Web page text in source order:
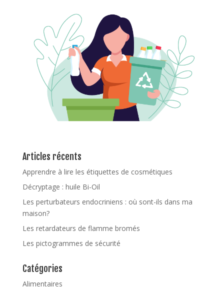
Articles récents
Apprendre à lire les étiquettes de cosmétiques
Décryptage : huile Bi-Oil
Les perturbateurs endocriniens : où sont-ils dans ma
maison?
Les retardateurs de flamme bromés
Les pictogrammes de sécurité
Catégories
Alimentaires